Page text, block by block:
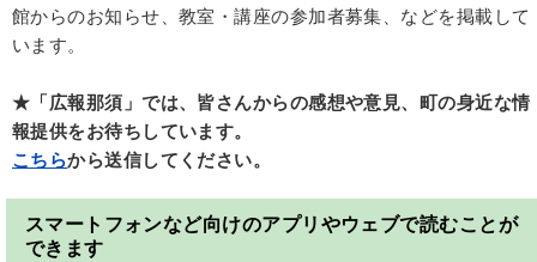
館からのお知らせ、教室・講座の参加者募集、などを掲載して
います。
★「広報那須」では、皆さんからの感想や意見、町の身近な情
報提供をお待ちしています。
こちらから送信してください。
スマートフォンなど向けのアプリやウェブで読むことが
できます